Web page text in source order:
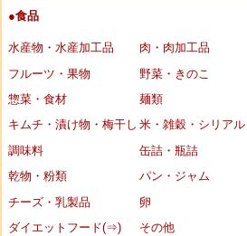
●食品
水産物・水産加工品
肉・肉加工品
フルーツ・果物
野菜・きのこ
惣菜・食材
麺類
キムチ・漬け物・梅干し 米・雑穀・シリアル
調味料
缶詰・瓶詰
乾物・粉類
パン・ジャム
チーズ・乳製品
卵
ダイエットフード(⇒)
その他